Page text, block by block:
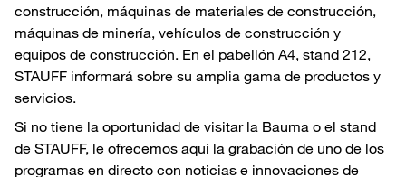
construcción, máquinas de materiales de construcción,
máquinas de minería, vehículos de construcción y
equipos de construcción. En el pabellón A4, stand 212,
STAUFF informará sobre su amplia gama de productos y
servicios.
Si no tiene la oportunidad de visitar la Bauma o el stand
de STAUFF, le ofrecemos aquí la grabación de uno de los
programas en directo con noticias e innovaciones de